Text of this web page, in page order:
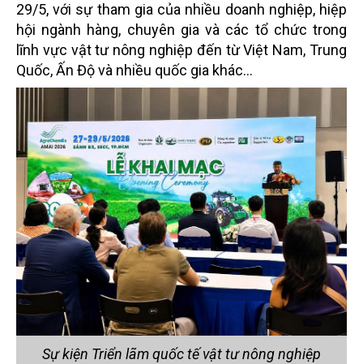
29/5, với sự tham gia của nhiều doanh nghiệp, hiệp
hội ngành hàng, chuyên gia và các tổ chức trong
lĩnh vực vật tư nông nghiệp đến từ Việt Nam, Trung
Quốc, Ấn Độ và nhiều quốc gia khác…
Sự kiện Triển lãm quốc tế vật tư nông nghiệp